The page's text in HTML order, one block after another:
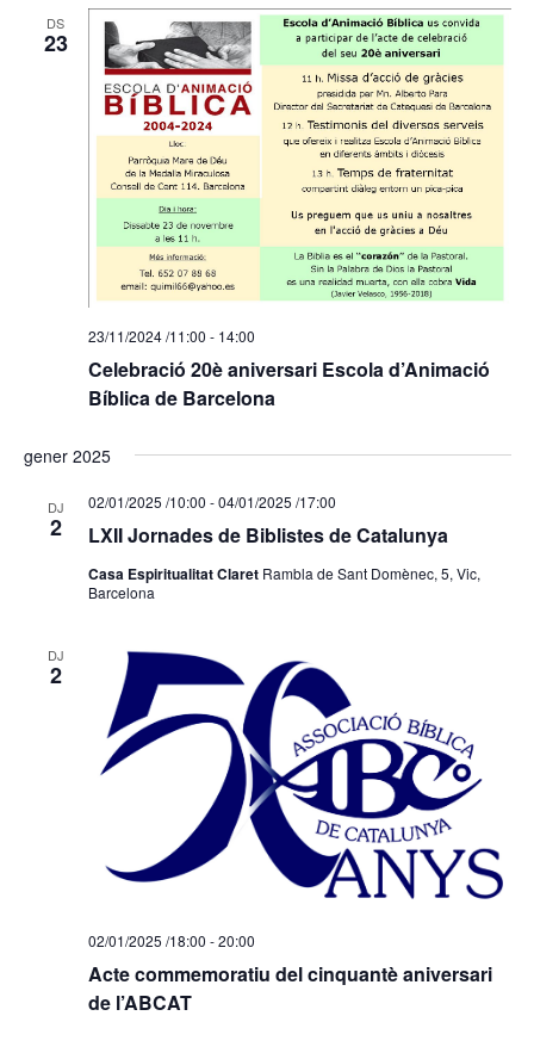
DS
23
Celebració 20è aniversari Escola d’Animació
Bíblica de Barcelona
23/11/2024 /11:00 - 14:00
gener 2025
DJ
2 LXII Jornades de Biblistes de Catalunya
02/01/2025 /10:00 -04/01/2025 /17:00
Casa Espiritualitat Claret Rambla de Sant Domènec, 5, Vic,
Barcelona
DJ
2
Acte commemoratiu del cinquantè aniversari
de l’ABCAT
02/01/2025 /18:00 -20:00